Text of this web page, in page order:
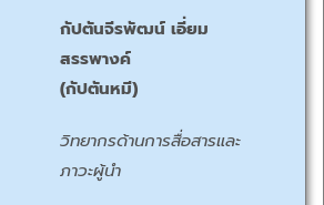
กัปตันจีรพัฒน์ เอี่ยม
สรรพางค์
(กัปตันหมี)
วิทยากรด้านการสื่อสารและ
ภาวะผู้นำ